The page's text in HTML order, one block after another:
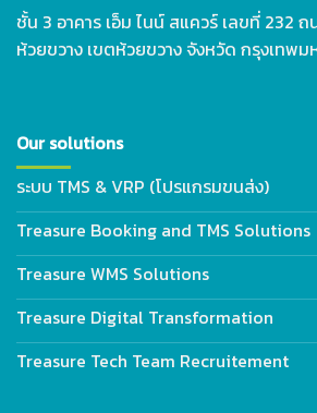
ชั้น 3 อาคาร เอ็ม ไนน์ สแควร์ เลขที่ 232
ห้วยขวาง เขตห้วยขวาง จังหวัด กรุงเทพม
Our solutions
ระบบ TMS & VRP (โปรแกรมขนส่ง)
Treasure Booking and TMS Solutions
Treasure WMS Solutions
Treasure Digital Transformation
Treasure Tech Team Recruitement